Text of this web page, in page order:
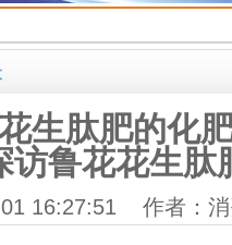
生肽肥的
访鲁花花生肽
01 16:27:51 作者：消